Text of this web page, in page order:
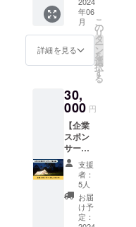
しでも
応援し
たい
思って
くださ
メのリ
ターン
です。
※詳細は
メール
にて調
整させ
ていた
だきま
す。 ※
現地ま
での交
す。 ★
キャン
プ宿泊
料は別
途。 ★
予約チ
ケット
分を割
引しま
す！ 家
族や仲
間たち
の日程
が決ま
らなく
て予約
ができ
の上乗
せ、大
歓迎で
す！ ①
お礼
②ロゴ
ステッ
カー1枚
送りま
す。(サ
イズ、
デザイ
ン調整
たい人
向けの
リター
ンで
す。 お
礼の
を送ら
せてい
ただき
ます。
なお、
支援時
に上乗
せ支援
が可能
です。
応援の
気持ち
年06
月
詳細を見る
こ
の
リ
タ
ー
ン
を
選
択
す
る
30,
000 円
【企業
スポン
サー
30,000
円】 プ
ライ
ベート
キャン
支援
者：
5人
お届
け予
定：